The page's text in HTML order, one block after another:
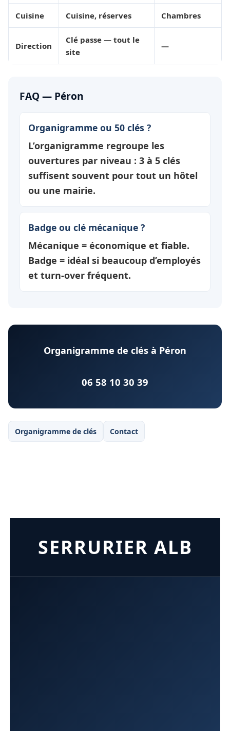
Cuisine Cuisine, réserves Chambres
Direction
Clé passe — tout le
site
—
FAQ — Péron
Organigramme ou 50 clés ?
L’organigramme regroupe les
ouvertures par niveau : 3 à 5 clés
suffisent souvent pour tout un hôtel
ou une mairie.
Badge ou clé mécanique ?
Mécanique = économique et fiable.
Badge = idéal si beaucoup d’employés
et turn-over fréquent.
Organigramme de clés à Péron
06 58 10 30 39
Organigramme de clés Contact
SERRURIER ALB